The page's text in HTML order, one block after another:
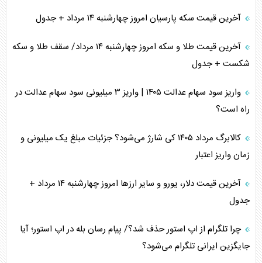
آخرین قیمت سکه پارسیان امروز چهارشنبه ۱۴ مرداد + جدول
آخرین قیمت طلا و سکه امروز چهارشنبه ۱۴ مرداد/ سقف طلا و سکه
شکست + جدول
واریز سود سهام عدالت ۱۴۰۵ | واریز ۳ میلیونی سود سهام عدالت در
راه است؟
کالابرگ مرداد ۱۴۰۵ کی شارژ می‌شود؟ جزئیات مبلغ یک میلیونی و
زمان واریز اعتبار
آخرین قیمت دلار، یورو و سایر ارز‌ها امروز چهارشنبه ۱۴ مرداد +
جدول
چرا تلگرام از اپ استور حذف شد؟/ پیام رسان بله در اپ استور؛ آیا
جایگزین ایرانی تلگرام می‌شود؟